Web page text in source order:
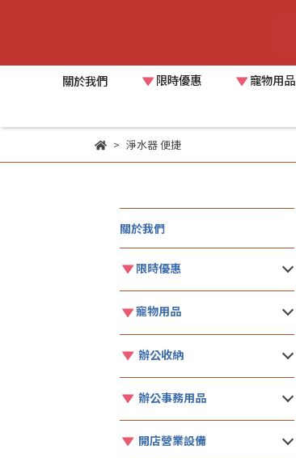
關於我們 限時優惠 寵物用品
淨水器 便捷
關於我們
限時優惠
寵物用品
辦公收納
辦公事務用品
開店營業設備